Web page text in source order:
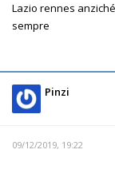
Lazio rennes
sempre
Pinzi
09/12/2019, 19:22